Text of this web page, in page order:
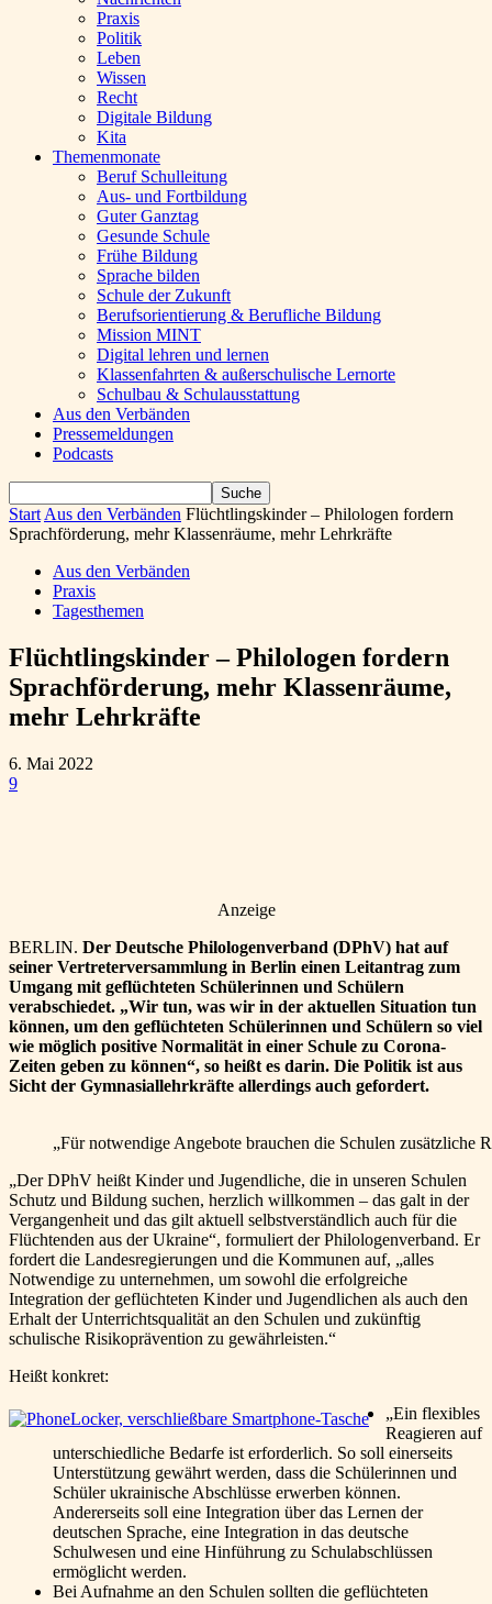
Praxis
Politik
Leben
Wissen
Recht
Digitale Bildung
Kita
Themenmonate
Beruf Schulleitung
Aus- und Fortbildung
Guter Ganztag
Gesunde Schule
Frühe Bildung
Sprache bilden
Schule der Zukunft
Berufsorientierung & Berufliche Bildung
Mission MINT
Digital lehren und lernen
Klassenfahrten & außerschulische Lernorte
Schulbau & Schulausstattung
Aus den Verbänden
Pressemeldungen
Podcasts
Start Aus den Verbänden Flüchtlingskinder – Philologen fordern
Sprachförderung, mehr Klassenräume, mehr Lehrkräfte
Aus den Verbänden
Praxis
Tagesthemen
Flüchtlingskinder – Philologen fordern
Sprachförderung, mehr Klassenräume,
mehr Lehrkräfte
6. Mai 2022
9
Anzeige
BERLIN. Der Deutsche Philologenverband (DPhV) hat auf
seiner Vertreterversammlung in Berlin einen Leitantrag zum
Umgang mit geflüchteten Schülerinnen und Schülern
verabschiedet. „Wir tun, was wir in der aktuellen Situation tun
können, um den geflüchteten Schülerinnen und Schülern so viel
wie möglich positive Normalität in einer Schule zu Corona-
Zeiten geben zu können“, so heißt es darin. Die Politik ist aus
Sicht der Gymnasiallehrkräfte allerdings auch gefordert.
„Für notwendige Angebote brauchen die Schulen
„Der DPhV heißt Kinder und Jugendliche, die in unseren Schulen
Schutz und Bildung suchen, herzlich willkommen – das galt in der
Vergangenheit und das gilt aktuell selbstverständlich auch für die
Flüchtenden aus der Ukraine“, formuliert der Philologenverband. Er
fordert die Landesregierungen und die Kommunen auf, „alles
Notwendige zu unternehmen, um sowohl die erfolgreiche
Integration der geflüchteten Kinder und Jugendlichen als auch den
Erhalt der Unterrichtsqualität an den Schulen und zukünftig
schulische Risikoprävention zu gewährleisten.“
Heißt konkret:
„Ein flexibles
Reagieren auf
unterschiedliche Bedarfe ist erforderlich. So soll einerseits
Unterstützung gewährt werden, dass die Schülerinnen und
Schüler ukrainische Abschlüsse erwerben können.
Andererseits soll eine Integration über das Lernen der
deutschen Sprache, eine Integration in das deutsche
Schulwesen und eine Hinführung zu Schulabschlüssen
ermöglicht werden.
Bei Aufnahme an den Schulen sollten die geflüchteten